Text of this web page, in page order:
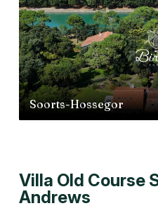
Soorts-Hossegor
Villa Old Course
Andrews